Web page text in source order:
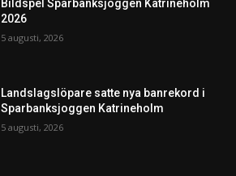
Bildspel Sparbanksjoggen Katrineholm
2026
5 augusti, 2026
Landslagslöpare satte nya banrekord i
Sparbanksjoggen Katrineholm
5 augusti, 2026